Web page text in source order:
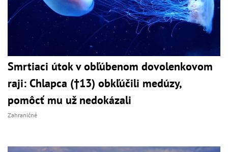
Smrtiaci útok v obľúbenom dovolenkovom
raji: Chlapca (†13) obkľúčili medúzy,
pomôcť mu už nedokázali
Zahraničné